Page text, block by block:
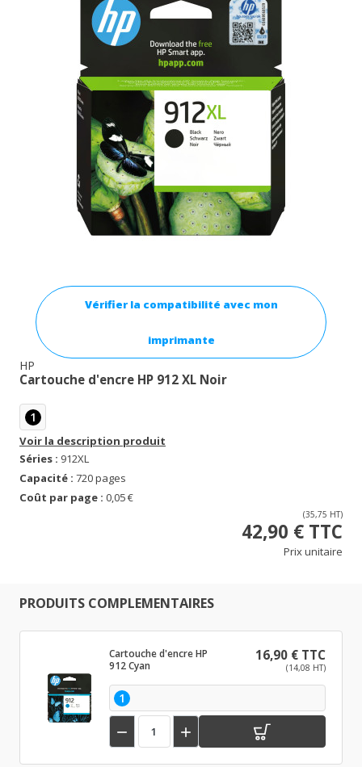
Vérifier la compatibilité avec mon
imprimante
HP
Cartouche d'encre HP 912 XL Noir
1
Voir la description produit
Séries : 912XL
Capacité : 720 pages
Coût par page : 0,05 €
(35,75 HT)
42,90 € TTC
Prix unitaire
PRODUITS COMPLEMENTAIRES
Cartouche d'encre HP
912 Cyan
16,90 € TTC
(14,08 HT)
1
 